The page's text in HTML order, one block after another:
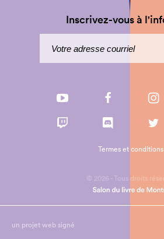
Inscrivez-vous à
© 2026 - Tous droits
Termes et conditions
un projet web signé